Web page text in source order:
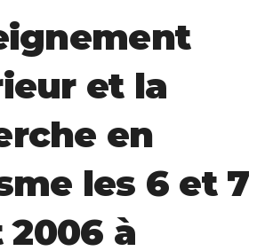
et la
en
les 6 et 7
à